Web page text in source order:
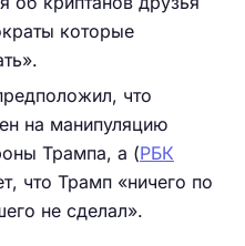
которые
что
на манипуляцию
Трампа, а (РБК
что Трамп «ничего по
не сделал».